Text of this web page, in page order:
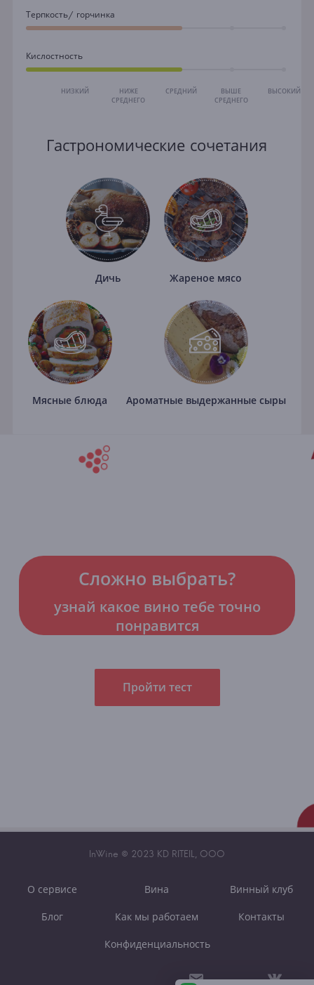
Терпкость/ горчинка
Кислостность
НИЗКИЙ
НИЖЕ
СРЕДНЕГО
СРЕДНИЙ
ВЫШЕ
СРЕДНЕГО
ВЫСОКИЙ
Гастрономические сочетания
Дичь Жареное мясо
Мясные блюда Ароматные выдержанные сыры
Сложно выбрать?
узнай какое вино тебе точно
понравится
Пройти тест
InWine © 2023 KD RITEIL, OOO
О сервисе Вина Винный клуб
Блог Как мы работаем Контакты
Конфиденциальность